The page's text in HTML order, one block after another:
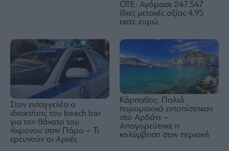
OTE: Αγόρασε 247.547
ίδιες μετοχές αξίας 4,95
εκατ. ευρώ
Στον εισαγγελέα ο
ιδιοκτήτης του beach bar
για τον θάνατο του
4χρονου στην Πάρο – Τι
ερευνούν οι Αρχές
Κάρπαθος: Παλιά
πυρομαχικά εντοπίστηκαν
στο Αρδάνι –
Απαγορεύτηκε η
κολύμβηση στην περιοχή